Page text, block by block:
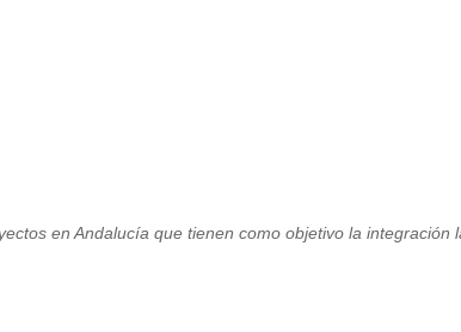
en Andalucía que tienen como objetivo la integración